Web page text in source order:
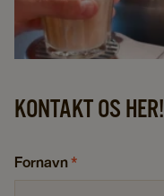
KONTAKT OS HER!
Fornavn*